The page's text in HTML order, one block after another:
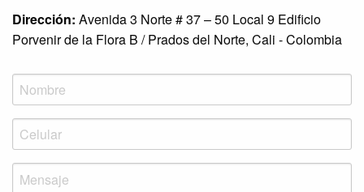
Dirección: Avenida 3 Norte # 37 – 50 Local 9 Edificio
Porvenir de la Flora B / Prados del Norte, Cali - Colombia